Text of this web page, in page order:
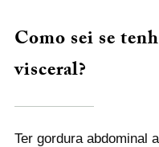
Como sei se
visceral?
Ter gordura abdominal